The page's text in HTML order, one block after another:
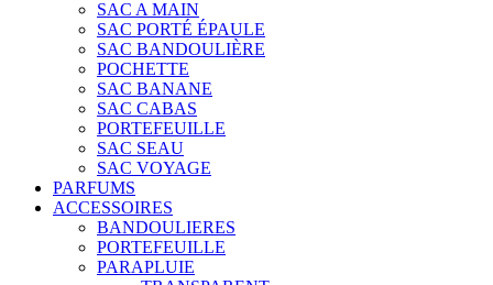
SAC A MAIN
SAC PORTÉ ÉPAULE
SAC BANDOULIÈRE
POCHETTE
SAC BANANE
SAC CABAS
PORTEFEUILLE
SAC SEAU
SAC VOYAGE
PARFUMS
ACCESSOIRES
BANDOULIERES
PORTEFEUILLE
PARAPLUIE